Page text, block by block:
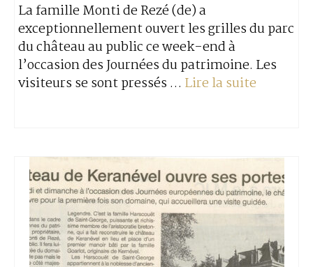
La famille Monti de Rezé (de) a
exceptionnellement ouvert les grilles du parc
du château au public ce week-end à
l’occasion des Journées du patrimoine. Les
visiteurs se sont pressés … Lire la suite